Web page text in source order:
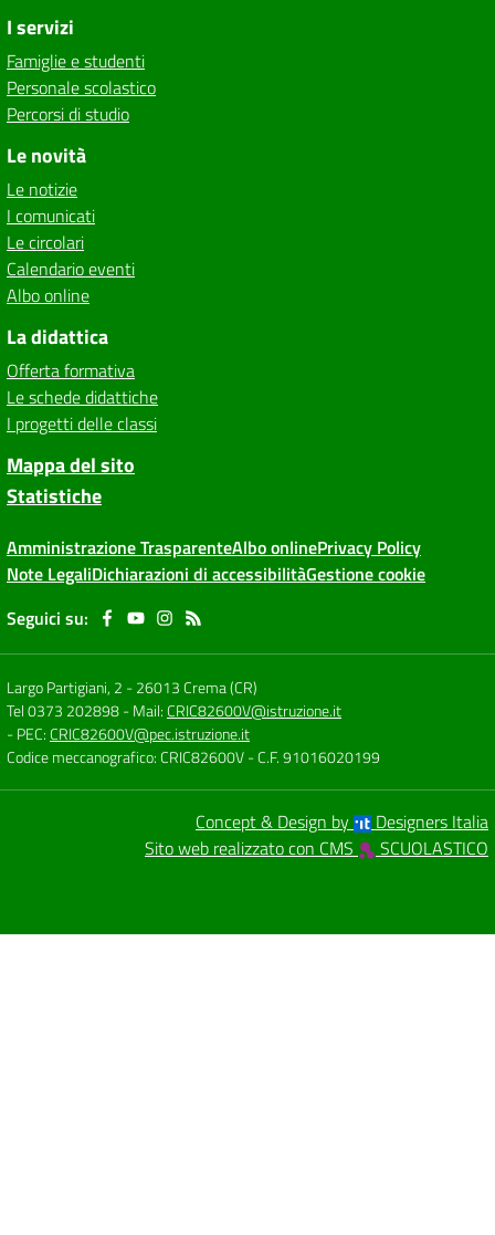
I servizi
Famiglie e studenti
Personale scolastico
Percorsi di studio
Le novità
Le notizie
I comunicati
Le circolari
Calendario eventi
Albo online
La didattica
Offerta formativa
Le schede didattiche
I progetti delle classi
Mappa del sito
Statistiche
Amministrazione TrasparenteAlbo onlinePrivacy Policy
Note LegaliDichiarazioni di accessibilitàGestione cookie
Seguici su:
Largo Partigiani, 2 -26013 Crema (CR)
Tel 0373 202898- Mail:CRIC82600V@istruzione.it
- PEC:CRIC82600V@pec.istruzione.it
Codice meccanografico: CRIC82600V- C.F. 91016020199
Concept & Design by
Designers Italia
Sito web realizzato con CMS
SCUOLASTICO